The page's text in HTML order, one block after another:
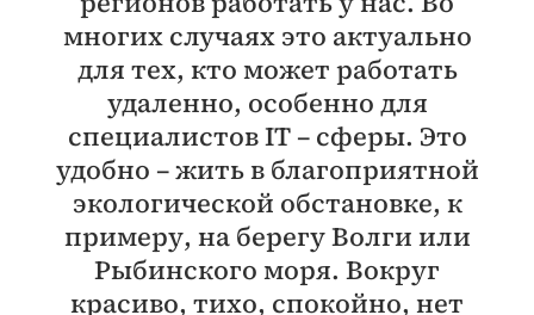
многих случаях это актуально
для тех, кто может работать
удаленно, особенно для
специалистов IT – сферы. Это
удобно – жить в благоприятной
экологической обстановке, к
примеру, на берегу Волги или
Рыбинского моря. Вокруг
красиво, тихо, спокойно, нет